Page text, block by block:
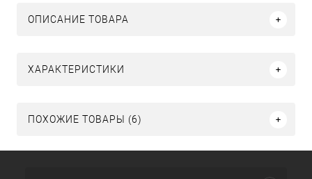
ОПИСАНИЕ ТОВАРА
ХАРАКТЕРИСТИКИ
ПОХОЖИЕ ТОВАРЫ (6)